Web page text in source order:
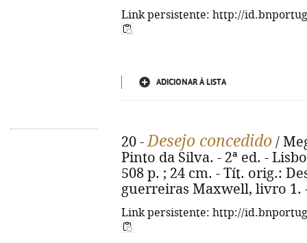
Link persistente: http://
ADICIONAR À LISTA
20 -Desejo concedido /
Pinto da Silva. - 2ª ed. -
508 p. ; 24 cm. - Tít. orig.:
guerreiras Maxwell, livro 1. -
Link persistente: http://